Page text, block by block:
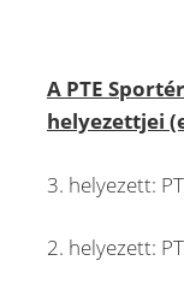
A PTE
helyezettjei
3. helyezett:
2. helyezett: